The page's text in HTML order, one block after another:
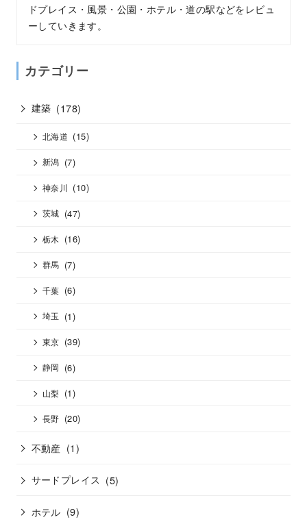
ドプレイス・風景・公園・ホテル・道の駅などをレビュ
ーしていきます。
カテゴリー
建築 (178)
北海道 (15)
新潟 (7)
神奈川 (10)
茨城 (47)
栃木 (16)
群馬 (7)
千葉 (6)
埼玉 (1)
東京 (39)
静岡 (6)
山梨 (1)
長野 (20)
不動産 (1)
サードプレイス (5)
ホテル (9)